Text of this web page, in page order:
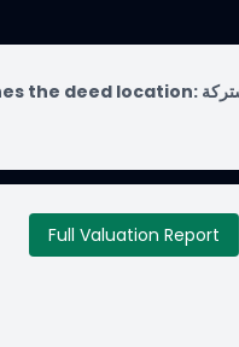
the deed location: المشتركة
Full Valuation Report